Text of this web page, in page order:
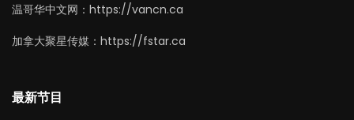
温哥华中文网：https://vancn.ca
加拿大聚星传媒：https://fstar.ca
最新节目